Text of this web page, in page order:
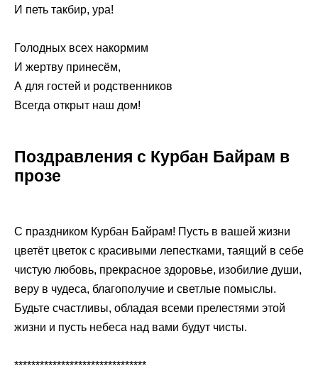
И петь такбир, ура!
Голодных всех накормим
И жертву принесём,
А для гостей и родственников
Всегда открыт наш дом!
Поздравления с Курбан Байрам в
прозе
С праздником Курбан Байрам! Пусть в вашей жизни
цветёт цветок с красивыми лепестками, таящий в себе
чистую любовь, прекрасное здоровье, изобилие души,
веру в чудеса, благополучие и светлые помыслы.
Будьте счастливы, обладая всеми прелестями этой
жизни и пусть небеса над вами будут чисты.
*******************************